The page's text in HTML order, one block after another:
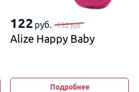
122 руб. 152руб.
Alize Happy Baby
Подробнее